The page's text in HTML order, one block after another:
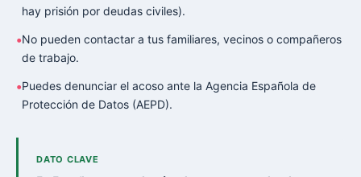
hay prisión por deudas civiles).
No pueden contactar a tus familiares, vecinos o compañeros
de trabajo.
Puedes denunciar el acoso ante la Agencia Española de
Protección de Datos (AEPD).
DATO CLAVE